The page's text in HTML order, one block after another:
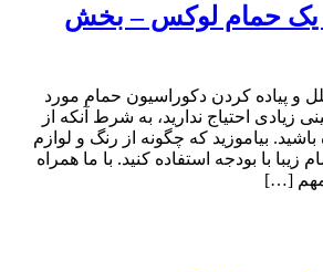
یک حمام لوکس – بخش
و پیاده کردن دکوراسیون حمام مورد
زیادی احتیاج ندارید، به شرط آنکه از
بیاموزید که چگونه از رنگ و لوازم
زیبا با بودجه استفاده کنید. با ما همراه